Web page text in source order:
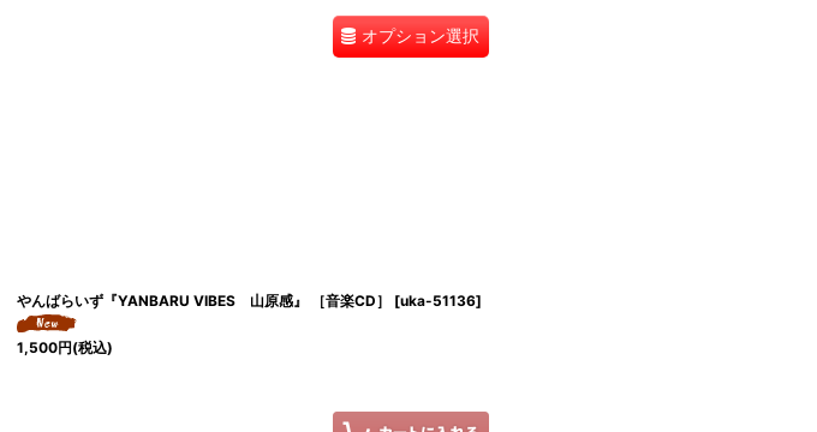
オプション選択
やんばらいず『YANBARU VIBES 山原感』 ［音楽CD］ [uka-51136]
1,500円(税込)